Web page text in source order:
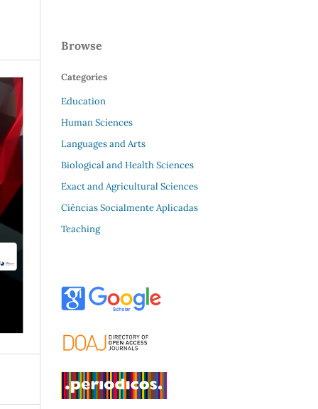
Browse
Categories
Education
Human Sciences
Languages and Arts
Biological and Health Sciences
Exact and Agricultural Sciences
Ciências Socialmente Aplicadas
Teaching